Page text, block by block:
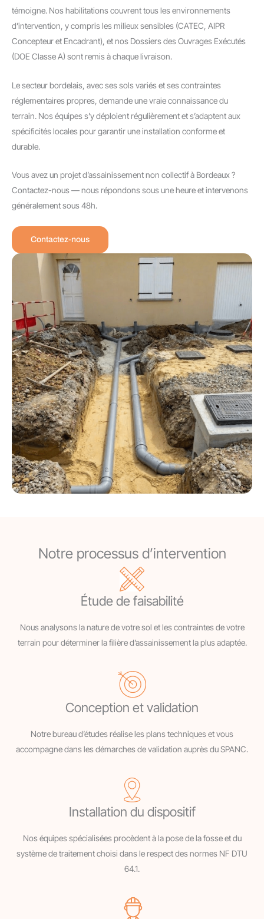
témoigne. Nos habilitations couvrent tous les environnements
d’intervention, y compris les milieux sensibles (CATEC, AIPR
Concepteur et Encadrant), et nos Dossiers des Ouvrages Exécutés
(DOE Classe A) sont remis à chaque livraison.
Le secteur bordelais, avec ses sols variés et ses contraintes
réglementaires propres, demande une vraie connaissance du
terrain. Nos équipes s’y déploient régulièrement et s’adaptent aux
spécificités locales pour garantir une installation conforme et
durable.
Vous avez un projet d’assainissement non collectif à Bordeaux ?
Contactez-nous — nous répondons sous une heure et intervenons
généralement sous 48h.
Contactez-nous
Notre processus d’intervention
Étude de faisabilité
Nous analysons la nature de votre sol et les contraintes de votre
terrain pour déterminer la filière d’assainissement la plus adaptée.
Conception et validation
Notre bureau d’études réalise les plans techniques et vous
accompagne dans les démarches de validation auprès du SPANC.
Installation du dispositif
Nos équipes spécialisées procèdent à la pose de la fosse et du
système de traitement choisi dans le respect des normes NF DTU
64.1.